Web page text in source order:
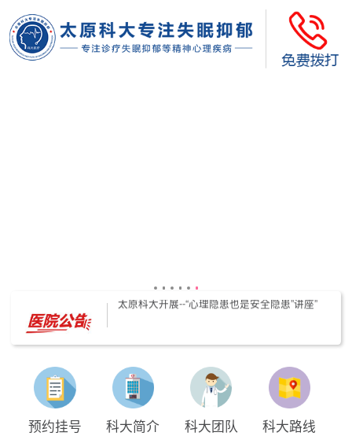
太原科大开展--“心理隐患也是安全隐患”讲座”
预约挂号 科大简介 科大团队 科大路线